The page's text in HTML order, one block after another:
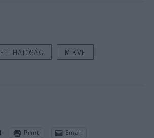
HATÓSÁG MIKVE
Print Email